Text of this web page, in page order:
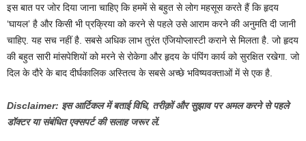
इस बात पर जोर दिया जाना चाहिए कि हममें से बहुत से लोग महसूस करते हैं कि हृदय
‘घायल’ है और किसी भी प्रक्रिया को करने से पहले उसे आराम करने की अनुमति दी जानी
चाहिए. यह सच नहीं है. सबसे अधिक लाभ तुरंत एंजियोप्लास्टी कराने से मिलता है. जो हृदय
की बहुत सारी मांसपेशियों को मरने से रोकेगा और हृदय के पंपिंग कार्य को सुरक्षित रखेगा. जो
दिल के दौरे के बाद दीर्घकालिक अस्तित्व के सबसे अच्छे भविष्यवक्ताओं में से एक है.
Disclaimer: इस आर्टिकल में बताई विधि, तरीक़ों और सुझाव पर अमल करने से पहले
डॉक्टर या संबंधित एक्सपर्ट की सलाह जरूर लें.